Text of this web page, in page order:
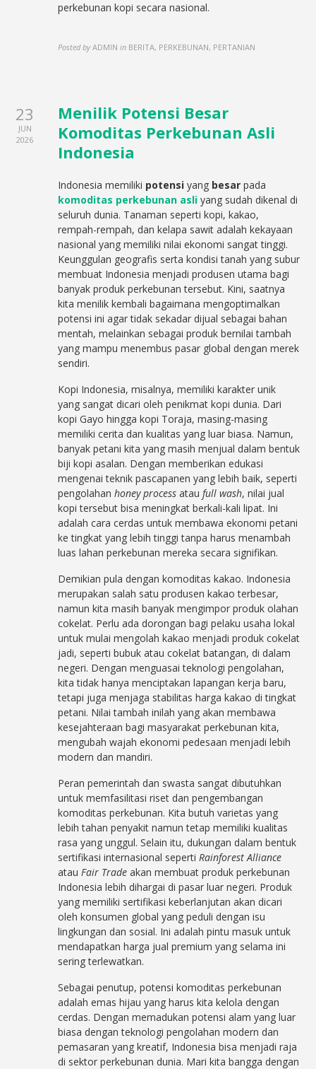
perkebunan kopi secara nasional.
Posted by ADMIN in BERITA, PERKEBUNAN, PERTANIAN
23
JUN
2026
Menilik Potensi Besar
Komoditas Perkebunan Asli
Indonesia
Indonesia memiliki potensi yang besar pada
komoditas perkebunan asli yang sudah dikenal di
seluruh dunia. Tanaman seperti kopi, kakao,
rempah-rempah, dan kelapa sawit adalah kekayaan
nasional yang memiliki nilai ekonomi sangat tinggi.
Keunggulan geografis serta kondisi tanah yang subur
membuat Indonesia menjadi produsen utama bagi
banyak produk perkebunan tersebut. Kini, saatnya
kita menilik kembali bagaimana mengoptimalkan
potensi ini agar tidak sekadar dijual sebagai bahan
mentah, melainkan sebagai produk bernilai tambah
yang mampu menembus pasar global dengan merek
sendiri.
Kopi Indonesia, misalnya, memiliki karakter unik
yang sangat dicari oleh penikmat kopi dunia. Dari
kopi Gayo hingga kopi Toraja, masing-masing
memiliki cerita dan kualitas yang luar biasa. Namun,
banyak petani kita yang masih menjual dalam bentuk
biji kopi asalan. Dengan memberikan edukasi
mengenai teknik pascapanen yang lebih baik, seperti
pengolahanhoney process ataufull wash, nilai jual
kopi tersebut bisa meningkat berkali-kali lipat. Ini
adalah cara cerdas untuk membawa ekonomi petani
ke tingkat yang lebih tinggi tanpa harus menambah
luas lahan perkebunan mereka secara signifikan.
Demikian pula dengan komoditas kakao. Indonesia
merupakan salah satu produsen kakao terbesar,
namun kita masih banyak mengimpor produk olahan
cokelat. Perlu ada dorongan bagi pelaku usaha lokal
untuk mulai mengolah kakao menjadi produk cokelat
jadi, seperti bubuk atau cokelat batangan, di dalam
negeri. Dengan menguasai teknologi pengolahan,
kita tidak hanya menciptakan lapangan kerja baru,
tetapi juga menjaga stabilitas harga kakao di tingkat
petani. Nilai tambah inilah yang akan membawa
kesejahteraan bagi masyarakat perkebunan kita,
mengubah wajah ekonomi pedesaan menjadi lebih
modern dan mandiri.
Peran pemerintah dan swasta sangat dibutuhkan
untuk memfasilitasi riset dan pengembangan
komoditas perkebunan. Kita butuh varietas yang
lebih tahan penyakit namun tetap memiliki kualitas
rasa yang unggul. Selain itu, dukungan dalam bentuk
sertifikasi internasional sepertiRainforest Alliance
atauFair Trade akan membuat produk perkebunan
Indonesia lebih dihargai di pasar luar negeri. Produk
yang memiliki sertifikasi keberlanjutan akan dicari
oleh konsumen global yang peduli dengan isu
lingkungan dan sosial. Ini adalah pintu masuk untuk
mendapatkan harga jual premium yang selama ini
sering terlewatkan.
Sebagai penutup, potensi komoditas perkebunan
adalah emas hijau yang harus kita kelola dengan
cerdas. Dengan memadukan potensi alam yang luar
biasa dengan teknologi pengolahan modern dan
pemasaran yang kreatif, Indonesia bisa menjadi raja
di sektor perkebunan dunia. Mari kita bangga dengan